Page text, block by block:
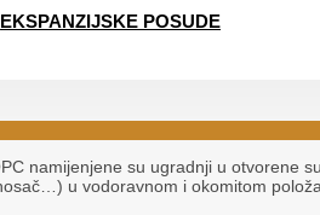
EKSPANZIJSKE POSUDE
namijenjene su ugradnji u otvorene
u vodoravnom i okomitom